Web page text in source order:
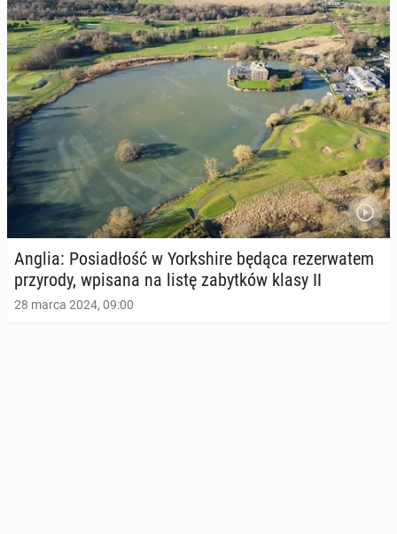
Anglia: Po­sia­dłość w York­shi­re będąca re­zer­wa­tem
przy­ro­dy, wpisana na listę za­byt­ków klasy II
28 marca 2024, 09:00